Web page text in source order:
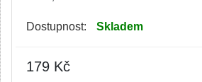
Dostupnost: Skladem
179 Kč